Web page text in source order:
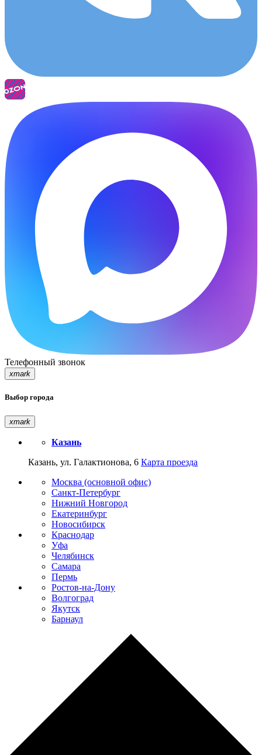
Телефонный звонок
xmark
Выбор города
xmark
Казань
Казань, ул. Галактионова, 6 Карта проезда
Москва (основной офис)
Санкт-Петербург
Нижний Новгород
Екатеринбург
Новосибирск
Краснодар
Уфа
Челябинск
Самара
Пермь
Ростов-на-Дону
Волгоград
Якутск
Барнаул